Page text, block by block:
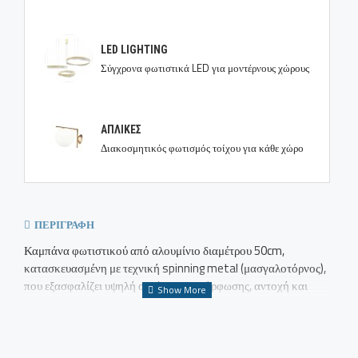
LED LIGHTING
Σύγχρονα φωτιστικά LED για μοντέρνους χώρους
ΑΠΛΙΚΕΣ
Διακοσμητικός φωτισμός τοίχου για κάθε χώρο
ΠΕΡΙΓΡΑΦΉ
Καμπάνα φωτιστικού από αλουμίνιο διαμέτρου 50cm,
κατασκευασμένη με τεχνική spinning metal (μασγαλοτόρνος),
που εξασφαλίζει υψηλή ακρίβεια διαμόρφωσης, αντοχή και